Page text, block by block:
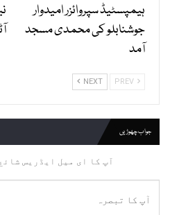
ہیمپسٹیڈ سپروائزر امیدوار
جوشنابلو کی محمدی مسجد
آمد
NEXT
جواب چھوڑیں
آپ کا ای میل ایڈریس